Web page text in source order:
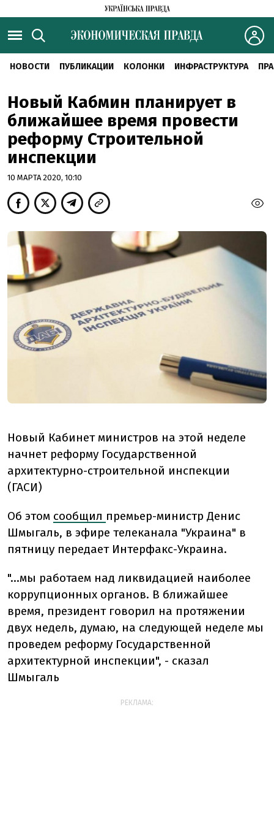
НОВОСТИ ПУБЛИКАЦИИ КОЛОНКИ ИНФРАСТРУКТУРА
Новый Кабмин планирует в
ближайшее время провести
реформу Строительной
инспекции
10 МАРТА 2020, 10:10
Новый Кабинет министров на этой неделе
начнет реформу Государственной
архитектурно-строительной инспекции
(ГАСИ)
Об этом сообщил премьер-министр Денис
Шмыгаль, в эфире телеканала "Украина" в
пятницу передает Интерфакс-Украина.
"…мы работаем над ликвидацией наиболее
коррупционных органов. В ближайшее
время, президент говорил на протяжении
двух недель, думаю, на следующей неделе мы
проведем реформу Государственной
архитектурной инспекции", - сказал
Шмыгаль
РЕКЛАМА: